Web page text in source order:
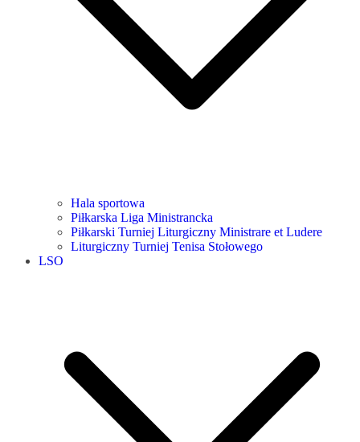
Hala sportowa
Piłkarska Liga Ministrancka
Piłkarski Turniej Liturgiczny Ministrare et Ludere
Liturgiczny Turniej Tenisa Stołowego
LSO